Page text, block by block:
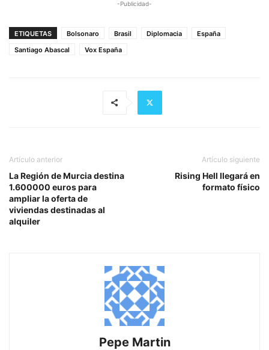
-Publicidad-
ETIQUETAS Bolsonaro Brasil Diplomacia
España
Santiago Abascal
Vox España
Artículo anterior
La Región de Murcia destina
1.600000 euros para
ampliar la oferta de
viviendas destinadas al
alquiler
Artículo siguiente
Rising Hell llegará en
formato físico
Pepe Martin